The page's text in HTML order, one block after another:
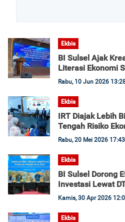
Ekbis
BI Sulsel Ajak
Literasi Ekonomi
Rabu, 10 Jun 2026
Ekbis
IRT Diajak Lebih
Tengah Risiko
Rabu, 20 Mei 2026 17:43
Ekbis
BI Sulsel Dorong
Investasi Lewat
Kamis, 30 Apr 2026
Ekbis